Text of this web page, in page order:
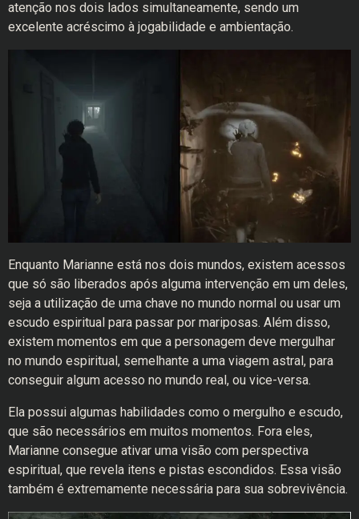
atenção nos dois lados simultaneamente, sendo um
excelente acréscimo à jogabilidade e ambientação.
Enquanto Marianne está nos dois mundos, existem acessos
que só são liberados após alguma intervenção em um deles,
seja a utilização de uma chave no mundo normal ou usar um
escudo espiritual para passar por mariposas. Além disso,
existem momentos em que a personagem deve mergulhar
no mundo espiritual, semelhante a uma viagem astral, para
conseguir algum acesso no mundo real, ou vice-versa.
Ela possui algumas habilidades como o mergulho e escudo,
que são necessários em muitos momentos. Fora eles,
Marianne consegue ativar uma visão com perspectiva
espiritual, que revela itens e pistas escondidos. Essa visão
também é extremamente necessária para sua sobrevivência.